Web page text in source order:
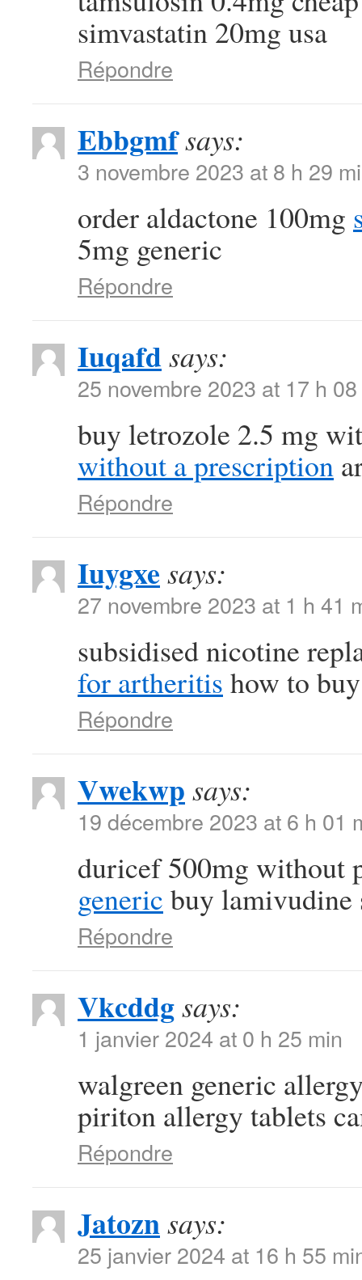
simvastatin 20mg usa
Répondre
Ebbgmfsays:
3 novembre 2023 at 8 h 29
order aldactone 100mg
5mg generic
Répondre
Iuqafdsays:
25 novembre 2023 at 17 h
buy letrozole 2.5 mg
without a prescription
Répondre
Iuygxe says:
27 novembre 2023 at 1 h 41
subsidised nicotine
for artheritis how to
Répondre
Vwekwp says:
19 décembre 2023 at 6 h 01
duricef 500mg without
generic buy lamivudine
Répondre
Vkcddgsays:
1 janvier 2024 at 0 h 25 min
walgreen generic
piriton allergy tablets
Répondre
Jatoznsays:
25 janvier 2024 at 16 h 55